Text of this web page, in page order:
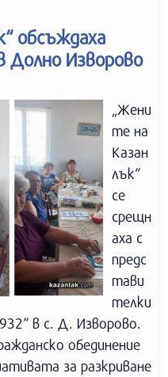
обсъждаха
Долно Изворово
„Жени
те на
Казан
лък“
се
срещн
аха с
предс
тави
телки
в с. Д. Изворово.
обединение
за разкриване